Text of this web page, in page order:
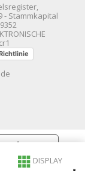
- Stammkapital
DISPLAY
privacy